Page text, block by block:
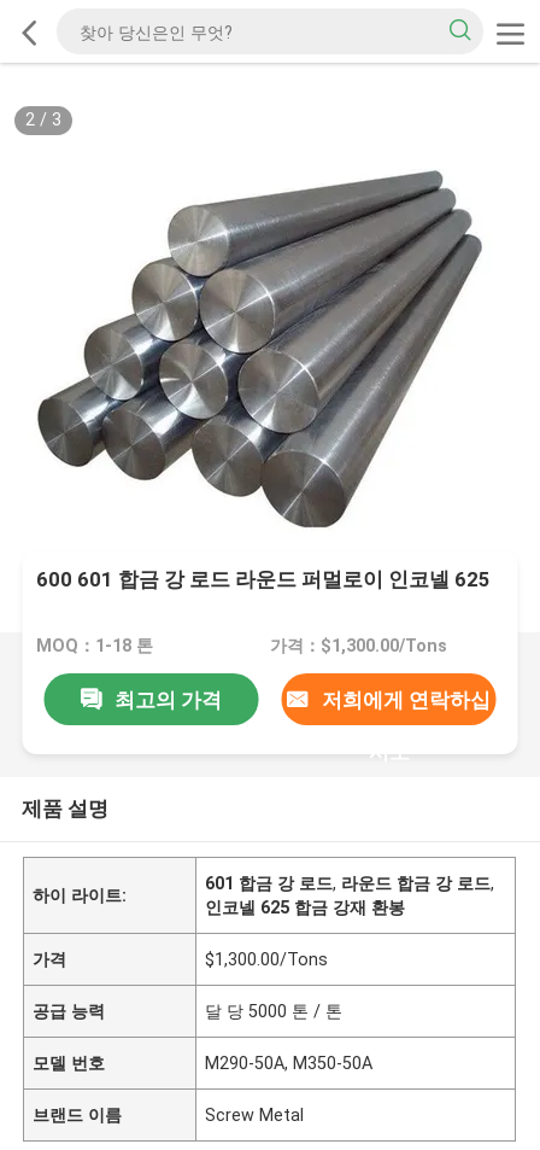
2/ 3
600 601 합금 강 로드 라운드 퍼멀로이 인코넬 625
MOQ：1-18 톤 가격：$1,300.00/Tons
최고의 가격 저희에게 연락하십
시오
제품 설명
하이 라이트:
601 합금 강 로드, 라운드 합금 강 로드,
인코넬 625 합금 강재 환봉
가격 $1,300.00/Tons
공급 능력 달 당 5000 톤 / 톤
모델 번호 M290-50A, M350-50A
브랜드 이름 Screw Metal